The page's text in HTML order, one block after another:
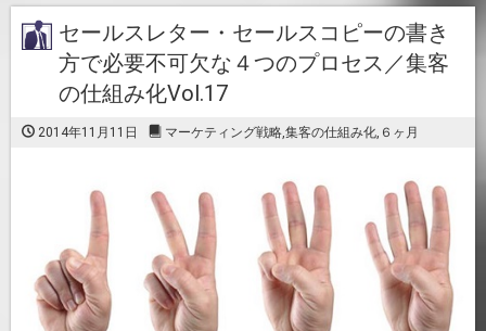
セールスレター・セールスコピーの書き
方で必要不可欠な４つのプロセス／集客
の仕組み化Vol.17
2014年11月11日 マーケティング戦略,集客の仕組み化, ６ヶ月